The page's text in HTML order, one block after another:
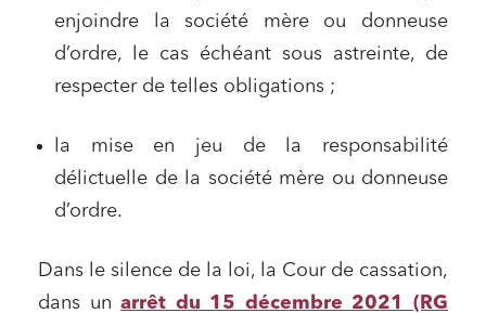
enjoindre la société mère ou donneuse
d’ordre, le cas échéant sous astreinte, de
respecter de telles obligations ;
la mise en jeu de la responsabilité
délictuelle de la société mère ou donneuse
d’ordre.
Dans le silence de la loi, la Cour de cassation,
dans unarrêt du 15 décembre 2021 (RG